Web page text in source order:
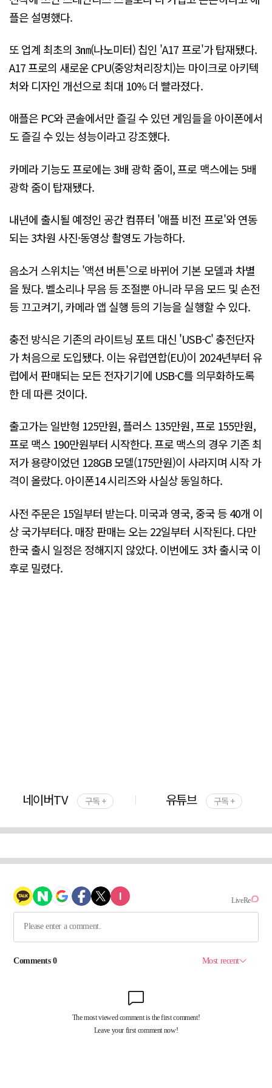
플은 설명했다.
또 업계 최초의 3㎚(나노미터) 칩인 'A17 프로'가 탑재됐다.
A17 프로의 새로운 CPU(중앙처리장치)는 마이크로 아키텍
처와 디자인 개선으로 최대 10% 더 빨라졌다.
애플은 PC와 콘솔에서만 즐길 수 있던 게임들을 아이폰에서
도 즐길 수 있는 성능이라고 강조했다.
카메라 기능도 프로에는 3배 광학 줌이, 프로 맥스에는 5배
광학 줌이 탑재됐다.
내년에 출시될 예정인 공간 컴퓨터 '애플 비전 프로'와 연동
되는 3차원 사진·동영상 촬영도 가능하다.
음소거 스위치는 '액션 버튼'으로 바뀌어 기본 모델과 차별
을 뒀다. 벨소리나 무음 등 조절뿐 아니라 무음 모드 및 손전
등 끄고켜기, 카메라 앱 실행 등의 기능을 실행할 수 있다.
충전 방식은 기존의 라이트닝 포트 대신 'USB-C' 충전단자
가 처음으로 도입됐다. 이는 유럽연합(EU)이 2024년부터 유
럽에서 판매되는 모든 전자기기에 USB-C를 의무화하도록
한 데 따른 것이다.
출고가는 일반형 125만원, 플러스 135만원, 프로 155만원,
프로 맥스 190만원부터 시작한다. 프로 맥스의 경우 기존 최
저가 용량이었던 128GB 모델(175만원)이 사라지며 시작 가
격이 올랐다. 아이폰14 시리즈와 사실상 동일하다.
사전 주문은 15일부터 받는다. 미국과 영국, 중국 등 40개 이
상 국가부터다. 매장 판매는 오는 22일부터 시작된다. 다만
한국 출시 일정은 정해지지 않았다. 이번에도 3차 출시국 이
후로 밀렸다.
네이버TV 구독 + 유튜브 구독 +